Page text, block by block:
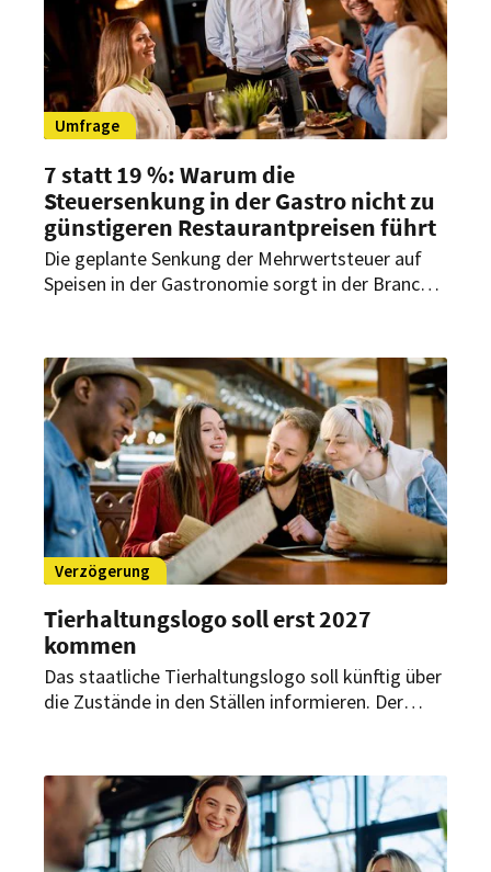
Umfrage
7 statt 19 %: Warum die
Steuersenkung in der Gastro nicht zu
günstigeren Restaurantpreisen führt
Die geplante Senkung der Mehrwertsteuer auf
Speisen in der Gastronomie sorgt in der Branche
allem auf Preisstabilität setzen.
Verzögerung
Tierhaltungslogo soll erst 2027
kommen
Das staatliche Tierhaltungslogo soll künftig über
die Zustände in den Ställen informieren. Der
Restaurants und Gaststätten soll das
verpflichtende Logo greifen.